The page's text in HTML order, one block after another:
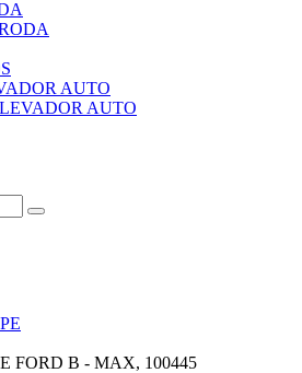
AUTO
FORD B - MAX, 100445